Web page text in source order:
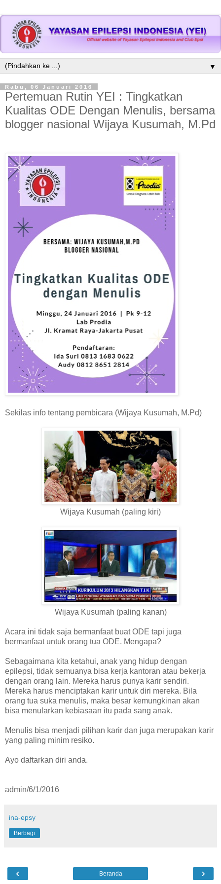
▼
Rabu, 06 Januari 2016
Pertemuan Rutin YEI : Tingkatkan
Kualitas ODE Dengan Menulis, bersama
blogger nasional Wijaya Kusumah, M.Pd
Sekilas info tentang pembicara (Wijaya Kusumah, M.Pd)
Wijaya Kusumah (paling kiri)
Wijaya Kusumah (paling kanan)
Acara ini tidak saja bermanfaat buat ODE tapi juga
bermanfaat untuk orang tua ODE. Mengapa?
Sebagaimana kita ketahui, anak yang hidup dengan
epilepsi, tidak semuanya bisa kerja kantoran atau bekerja
dengan orang lain. Mereka harus punya karir sendiri.
Mereka harus menciptakan karir untuk diri mereka. Bila
orang tua suka menulis, maka besar kemungkinan akan
bisa menularkan kebiasaan itu pada sang anak.
Menulis bisa menjadi pilihan karir dan juga merupakan karir
yang paling minim resiko.
Ayo daftarkan diri anda.
admin/6/1/2016
ina-epsy
Berbagi
‹ ›
Beranda